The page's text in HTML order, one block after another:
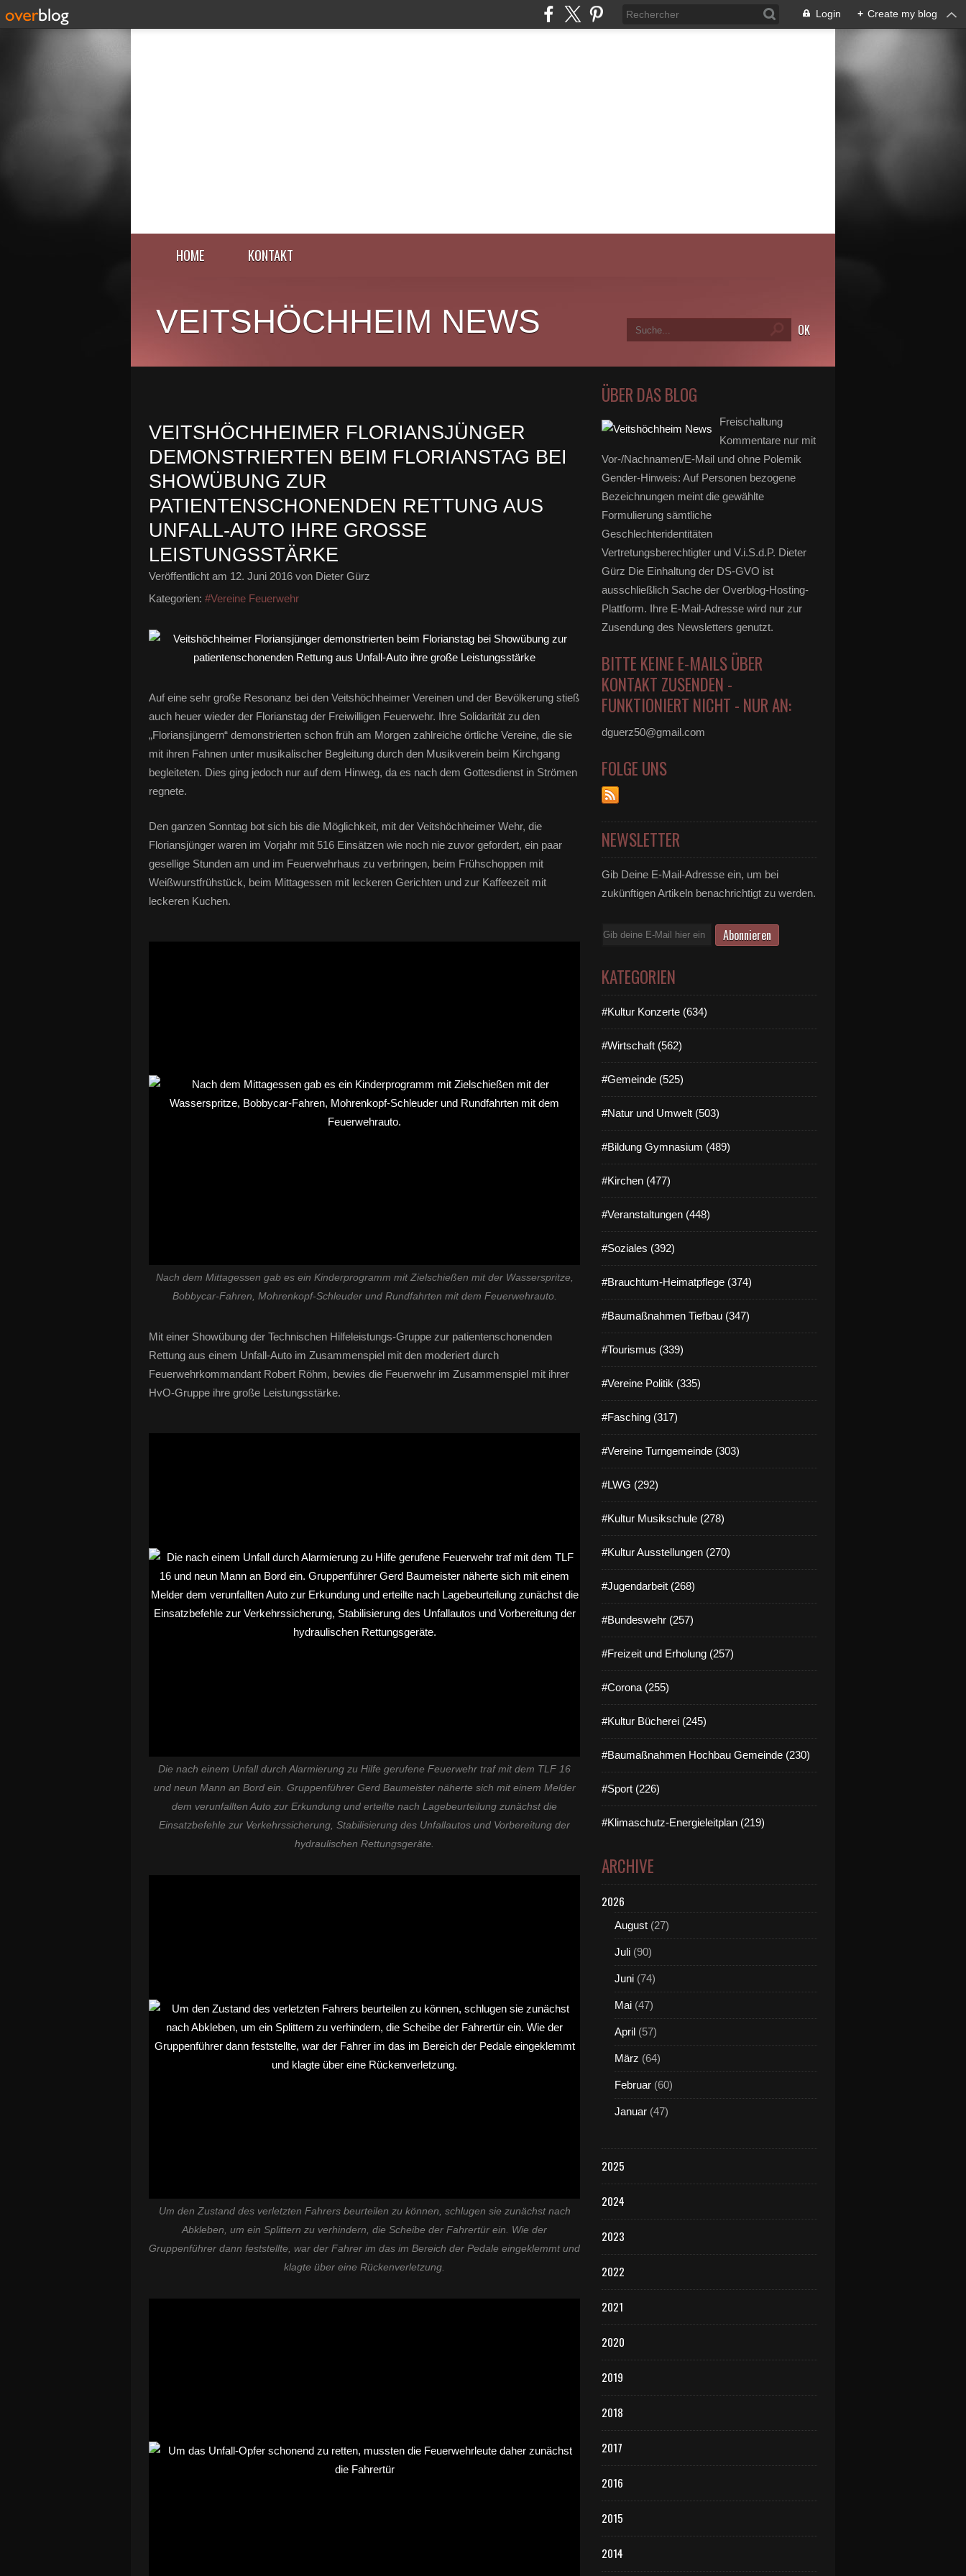
Login + Create my blog
HOME KONTAKT
VEITSHÖCHHEIM NEWS
VEITSHÖCHHEIMER FLORIANSJÜNGER
DEMONSTRIERTEN BEIM FLORIANSTAG BEI
SHOWÜBUNG ZUR
PATIENTENSCHONENDEN RETTUNG AUS
UNFALL-AUTO IHRE GROSSE L
EISTUNGSSTÄRKE
Veröffentlicht am 12. Juni 2016 von Dieter Gürz
Kategorien: #Vereine Feuerwehr
Auf eine sehr große Resonanz bei den Veitshöchheimer Vereinen und der Bevölkerung stieß
auch heuer wieder der Florianstag der Freiwilligen Feuerwehr. Ihre Solidarität zu den
„Floriansjüngern“ demonstrierten schon früh am Morgen zahlreiche örtliche Vereine, die sie
mit ihren Fahnen unter musikalischer Begleitung durch den Musikverein beim Kirchgang
begleiteten. Dies ging jedoch nur auf dem Hinweg, da es nach dem Gottesdienst in Strömen
regnete.
Den ganzen Sonntag bot sich bis die Möglichkeit, mit der Veitshöchheimer Wehr, die
Floriansjünger waren im Vorjahr mit 516 Einsätzen wie noch nie zuvor gefordert, ein paar
gesellige Stunden am und im Feuerwehrhaus zu verbringen, beim Frühschoppen mit
Weißwurstfrühstück, beim Mittagessen mit leckeren Gerichten und zur Kaffeezeit mit
leckeren Kuchen.
Nach dem Mittagessen gab es ein Kinderprogramm mit Zielschießen mit der Wasserspritze,
Bobbycar-Fahren, Mohrenkopf-Schleuder und Rundfahrten mit dem Feuerwehrauto.
Mit einer Showübung der Technischen Hilfeleistungs-Gruppe zur patientenschonenden
Rettung aus einem Unfall-Auto im Zusammenspiel mit den moderiert durch
Feuerwehrkommandant Robert Röhm, bewies die Feuerwehr im Zusammenspiel mit ihrer
HvO-Gruppe ihre große Leistungsstärke.
Die nach einem Unfall durch Alarmierung zu Hilfe gerufene Feuerwehr traf mit dem TLF 16
und neun Mann an Bord ein. Gruppenführer Gerd Baumeister näherte sich mit einem Melder
dem verunfallten Auto zur Erkundung und erteilte nach Lagebeurteilung zunächst die
Einsatzbefehle zur Verkehrssicherung, Stabilisierung des Unfallautos und Vorbereitung der
hydraulischen Rettungsgeräte.
Um den Zustand des verletzten Fahrers beurteilen zu können, schlugen sie zunächst nach
Abkleben, um ein Splittern zu verhindern, die Scheibe der Fahrertür ein. Wie der
Gruppenführer dann feststellte, war der Fahrer im das im Bereich der Pedale eingeklemmt und
klagte über eine Rückenverletzung.
ÜBER DAS BLOG
Freischaltung
Kommentare nur mit
Vor-/Nachnamen/E-Mail und ohne Polemik
Gender-Hinweis: Auf Personen bezogene
Bezeichnungen meint die gewählte
Formulierung sämtliche
Geschlechteridentitäten
Vertretungsberechtigter und V.i.S.d.P. Dieter
Gürz Die Einhaltung der DS-GVO ist
ausschließlich Sache der Overblog-Hosting-
Plattform. Ihre E-Mail-Adresse wird nur zur
Zusendung des Newsletters genutzt.
BITTE KEINE E-MAILS ÜBER
KONTAKT ZUSENDEN -
FUNKTIONIERT NICHT - NUR AN:
dguerz50@gmail.com
FOLGE UNS
NEWSLETTER
Gib Deine E-Mail-Adresse ein, um bei
zukünftigen Artikeln benachrichtigt zu werden.
E-
KATEGORIEN
#Kultur Konzerte (634)
#Wirtschaft (562)
#Gemeinde (525)
#Natur und Umwelt (503)
#Bildung Gymnasium (489)
#Kirchen (477)
#Veranstaltungen (448)
#Soziales (392)
#Brauchtum-Heimatpflege (374)
#Baumaßnahmen Tiefbau (347)
#Tourismus (339)
#Vereine Politik (335)
#Fasching (317)
#Vereine Turngemeinde (303)
#LWG (292)
#Kultur Musikschule (278)
#Kultur Ausstellungen (270)
#Jugendarbeit (268)
#Bundeswehr (257)
#Freizeit und Erholung (257)
#Corona (255)
#Kultur Bücherei (245)
#Baumaßnahmen Hochbau Gemeinde (230)
#Sport (226)
#Klimaschutz-Energieleitplan (219)
ARCHIVE
2026
August (27)
Juli (90)
Juni (74)
Mai (47)
April (57)
März (64)
Februar (60)
Januar (47)
2025
2024
2023
2022
2021
2020
2019
2018
2017
2016
2015
2014